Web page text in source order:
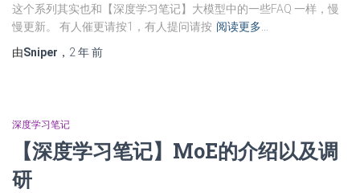
这个系列其实也和【深度学习笔记】大模型中的一些FAQ 一样，慢
慢更新。 有人催更请按1，有人提问请按 阅读更多…
由Sniper ， 2 年前
深度学习笔记
【深度学习笔记】MoE的介绍以及调
研